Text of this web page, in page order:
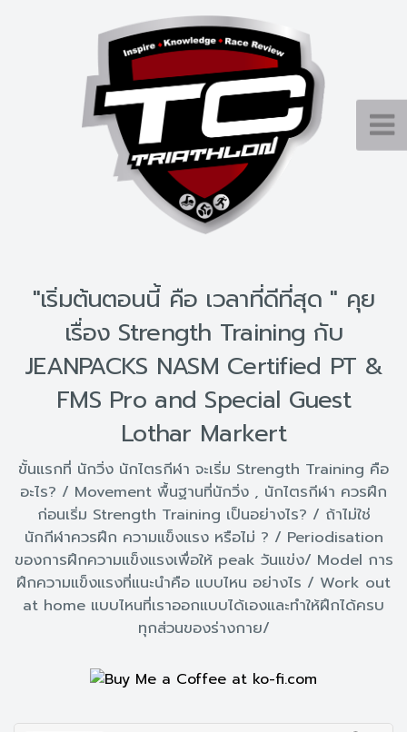
"เริ่มต้นตอนนี้ คือ เวลาที่ดีที่สุด " คุย
เรื่อง Strength Training กับ
JEANPACKS NASM Certified PT &
FMS Pro and Special Guest
Lothar Markert
ขั้นแรกที่ นักวิ่ง นักไตรกีฬา จะเริ่ม Strength Training คือ
อะไร? / Movement พื้นฐานที่นักวิ่ง , นักไตรกีฬา ควรฝึก
ก่อนเริ่ม Strength Training เป็นอย่างไร? / ถ้าไม่ใช่
นักกีฬาควรฝึก ความแข็งแรง หรือไม่ ? / Periodisation
ของการฝึกความแข็งแรงเพื่อให้ peak วันแข่ง/ Model การ
ฝึกความแข็งแรงที่แนะนำคือ แบบไหน อย่างไร / Work out
at home แบบไหนที่เราออกแบบได้เองและทำให้ฝึกได้ครบ
ทุกส่วนของร่างกาย/